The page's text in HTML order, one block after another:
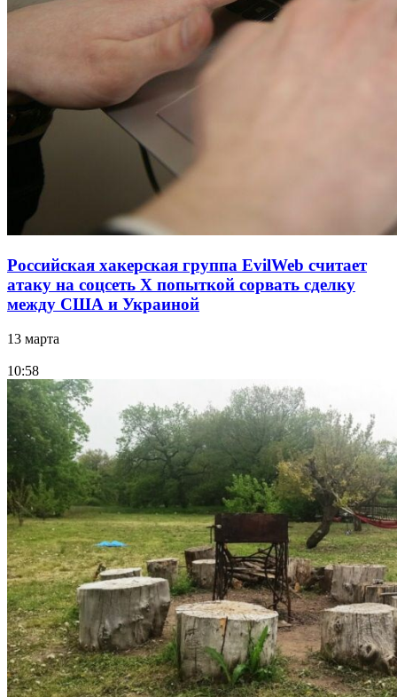
Российская хакерская группа EvilWeb считает
атаку на соцсеть Х попыткой сорвать сделку
между США и Украиной
13 марта
10:58